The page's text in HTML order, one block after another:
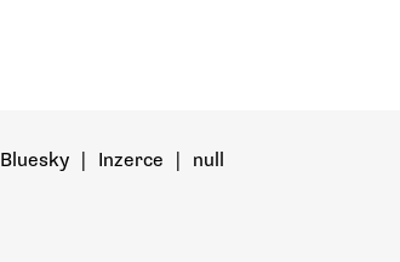
Bluesky Inzerce
null